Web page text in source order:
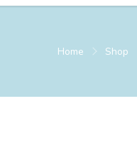
Home Shop